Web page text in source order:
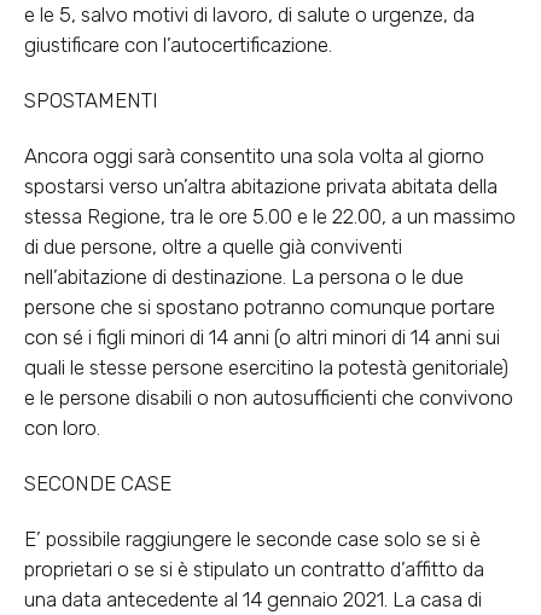
e le 5, salvo motivi di lavoro, di salute o urgenze, da
giustificare con l’autocertificazione.
SPOSTAMENTI
Ancora oggi sarà consentito una sola volta al giorno
spostarsi verso un’altra abitazione privata abitata della
stessa Regione, tra le ore 5.00 e le 22.00, a un massimo
di due persone, oltre a quelle già conviventi
nell’abitazione di destinazione. La persona o le due
persone che si spostano potranno comunque portare
con sé i figli minori di 14 anni (o altri minori di 14 anni sui
quali le stesse persone esercitino la potestà genitoriale)
e le persone disabili o non autosufficienti che convivono
con loro.
SECONDE CASE
E’ possibile raggiungere le seconde case solo se si è
proprietari o se si è stipulato un contratto d’affitto da
una data antecedente al 14 gennaio 2021. La casa di